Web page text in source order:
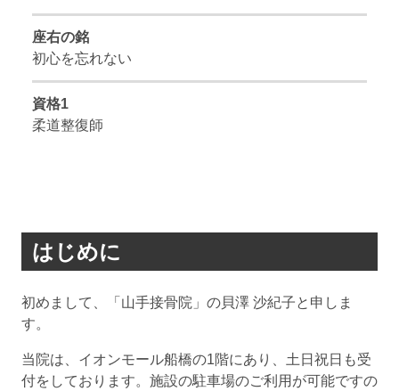
座右の銘
初心を忘れない
資格1
柔道整復師
はじめに
初めまして、「山手接骨院」の貝澤 沙紀子と申しま
す。
当院は、イオンモール船橋の1階にあり、土日祝日も受
付をしております。施設の駐車場のご利用が可能ですの